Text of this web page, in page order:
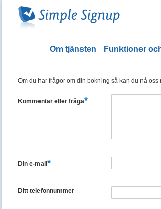
Om tjänsten Funktioner
Om du har frågor om din bokning så kan du nå
Kommentar eller fråga*
Din e-mail*
Ditt telefonnummer